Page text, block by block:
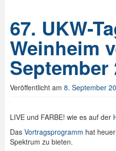
67. UKW-
Weinheim
September
Veröffentlicht am 8. September
LIVE und FARBE! wie es auf der
Das Vortragsprogramm hat
Spektrum zu bieten.